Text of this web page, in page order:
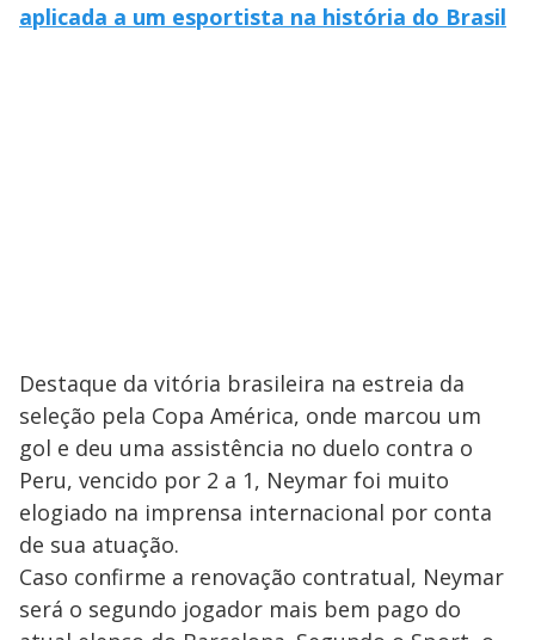
aplicada a um esportista na história do Brasil
Destaque da vitória brasileira na estreia da
seleção pela Copa América, onde marcou um
gol e deu uma assistência no duelo contra o
Peru, vencido por 2 a 1, Neymar foi muito
elogiado na imprensa internacional por conta
de sua atuação.
Caso confirme a renovação contratual, Neymar
será o segundo jogador mais bem pago do